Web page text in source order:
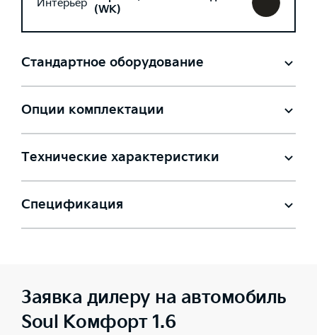
Интерьер (WK)
Стандартное оборудование
Опции комплектации
Технические характеристики
Спецификация
Заявка дилеру на автомобиль
Soul Комфорт 1.6